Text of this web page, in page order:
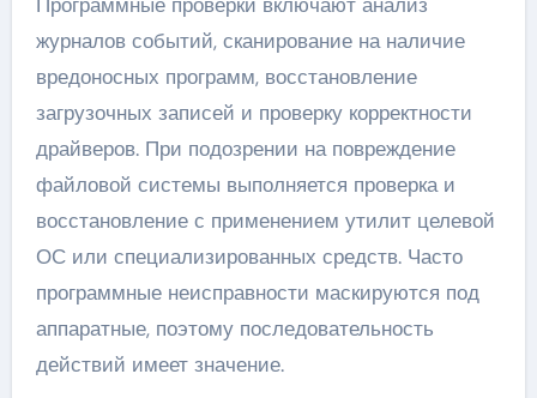
журналов событий, сканирование на наличие
вредоносных программ, восстановление
загрузочных записей и проверку корректности
драйверов. При подозрении на повреждение
файловой системы выполняется проверка и
восстановление с применением утилит целевой
ОС или специализированных средств. Часто
программные неисправности маскируются под
аппаратные, поэтому последовательность
действий имеет значение.